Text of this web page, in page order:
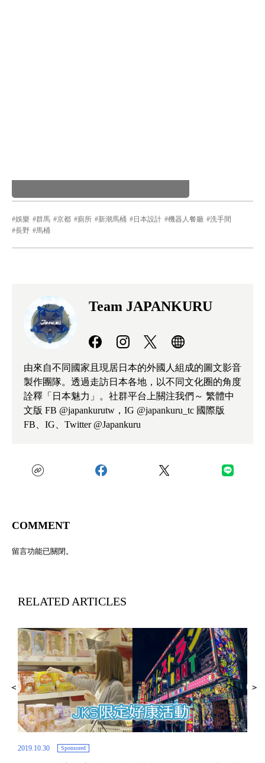
娛樂 群馬 京都 廁所 新潮馬桶 日本設計 機器人餐廳
洗手間
長野
馬桶
Team JAPANKURU
由來自不同國家且現居日本的外國人組成的圖文影音
製作團隊。透過走訪日本各地，以不同文化圈的角度
詮釋「日本魅力」。社群平台上關注我們～ 繁體中
文版 FB @japankurutw，IG @japankuru_tc 國際版
FB、IG、Twitter @Japankuru
COMMENT
留言功能已關閉。
RELATED ARTICLES
2019.10.30 Sponsored